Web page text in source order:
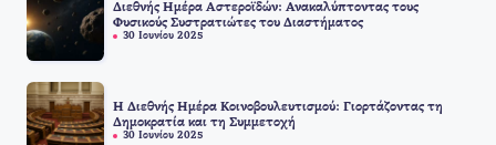
Διεθνής Ημέρα Αστεροϊδών: Ανακαλύπτοντας τους
Φυσικούς Συστρατιώτες του Διαστήματος
30 Ιουνίου 2025
Η Διεθνής Ημέρα Κοινοβουλευτισμού: Γιορτάζοντας τη
Δημοκρατία και τη Συμμετοχή
30 Ιουνίου 2025